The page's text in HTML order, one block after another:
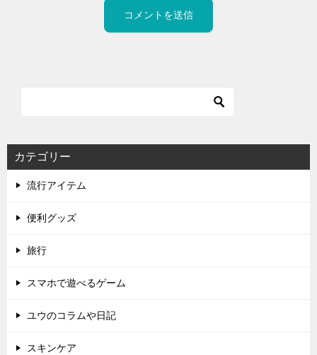
カテゴリー
流行アイテム
便利グッズ
旅行
スマホで遊べるゲーム
ユウのコラムや日記
スキンケア